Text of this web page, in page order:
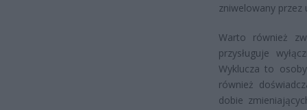
zniwelowany
Warto również
przysługuje
Wyklucza to
również
dobie